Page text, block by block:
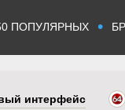
ПОПУЛЯРНЫХ •
интерфейс